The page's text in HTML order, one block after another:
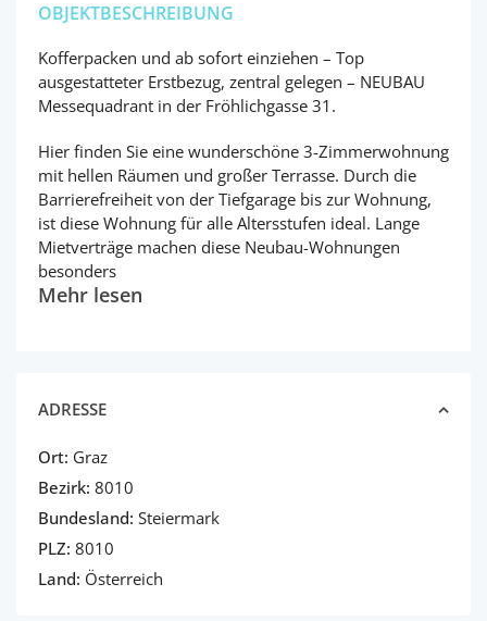
OBJEKTBESCHREIBUNG
Kofferpacken und ab sofort einziehen – Top
ausgestatteter Erstbezug, zentral gelegen – NEUBAU
Messequadrant in der Fröhlichgasse 31.
Hier finden Sie eine wunderschöne 3-Zimmerwohnung
mit hellen Räumen und großer Terrasse. Durch die
Barrierefreiheit von der Tiefgarage bis zur Wohnung,
ist diese Wohnung für alle Altersstufen ideal. Lange
Mietverträge machen diese Neubau-Wohnungen
besonders
Mehr lesen
ADRESSE
Ort: Graz
Bezirk: 8010
Bundesland: Steiermark
PLZ: 8010
Land: Österreich